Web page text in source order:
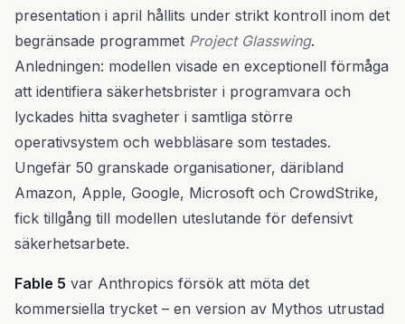
presentation i april hållits under strikt kontroll inom det
begränsade programmet Project Glasswing.
Anledningen: modellen visade en exceptionell förmåga
att identifiera säkerhetsbrister i programvara och
lyckades hitta svagheter i samtliga större
operativsystem och webbläsare som testades.
Ungefär 50 granskade organisationer, däribland
Amazon, Apple, Google, Microsoft och CrowdStrike,
fick tillgång till modellen uteslutande för defensivt
säkerhetsarbete.
Fable 5 var Anthropics försök att möta det
kommersiella trycket – en version av Mythos utrustad